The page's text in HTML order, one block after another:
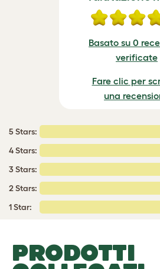
Basato su 0
verificate
Fare clic per
una
5 Stars:
4 Stars:
3 Stars:
2 Stars:
1 Star:
PRODOTTI